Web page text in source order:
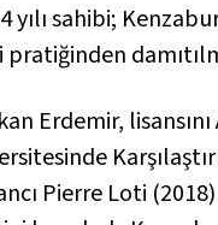
sahibi;
Erdemir,
Pierre Loti